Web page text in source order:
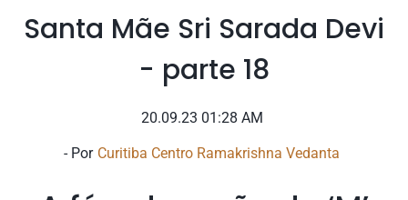
Santa Mãe Sri Sarada Devi
- parte 18
20.09.23 01:28 AM
- Por Curitiba Centro Ramakrishna Vedanta